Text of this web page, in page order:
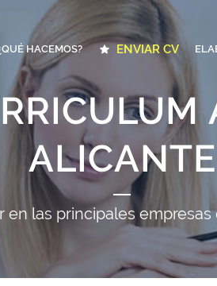
HACEMOS? ENVIAR CV
ALICANTE
en las principales